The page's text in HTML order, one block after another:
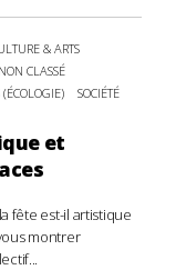
& ARTS
NON CLASSÉ
SOCIÉTÉ
et
fête est-il artistique
montrer